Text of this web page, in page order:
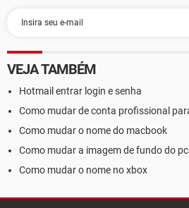
VEJA TAMBÉM
Hotmail entrar login e senha
Como mudar de conta profissional
Como mudar o nome do macbook
Como mudar a imagem de fundo do pc
Como mudar o nome no xbox